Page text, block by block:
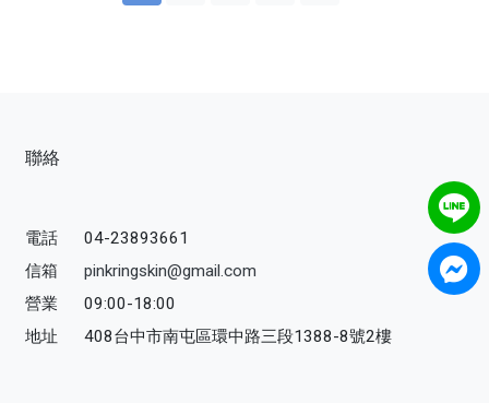
聯絡
電話
04-23893661
信箱
pinkringskin@gmail.com
營業
09:00-18:00
地址
408台中市南屯區環中路三段1388-8號2樓